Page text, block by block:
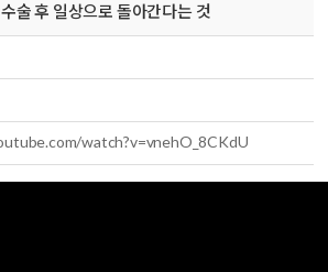
술 후 일상으로 돌아간다는 것
watch?v=vnehO_8CKdU